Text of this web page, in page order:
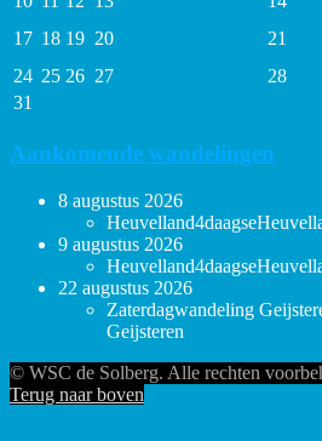
17 18 19 20 21
24 25 26 27 28
31
Aankomende wandelingen
8 augustus 2026
Heuvelland4daagse
9 augustus 2026
Heuvelland4daagse
22 augustus 2026
Zaterdagwandeling
Geijsteren
© WSC de Solberg. Alle rechten
Terug naar boven